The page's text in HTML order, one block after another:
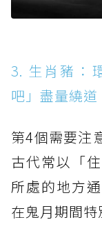
3. 生肖豬：
吧」盡量繞道
第4個需要注
古代常以「
所處的地方
在鬼月期間特